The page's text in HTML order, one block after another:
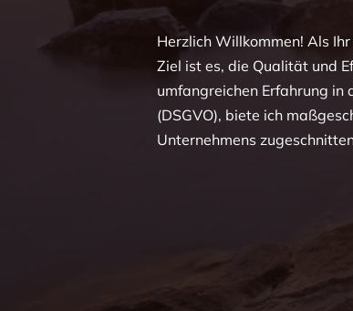
Herzlich Willkommen! Als
Ziel ist es, die Qualität und
umfangreichen Erfahrung
(DSGVO), biete ich
Unternehmens